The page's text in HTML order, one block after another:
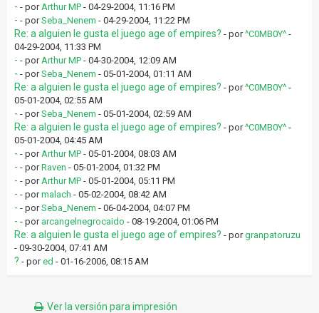
- - porArthur MP - 04-29-2004, 11:16 PM
- - porSeba_Nenem - 04-29-2004, 11:22 PM
Re: a alguien le gusta el juego age of empires? - por^C0MB0Y^ -
04-29-2004, 11:33 PM
- - porArthur MP - 04-30-2004, 12:09 AM
- - porSeba_Nenem - 05-01-2004, 01:11 AM
Re: a alguien le gusta el juego age of empires? - por^C0MB0Y^ -
05-01-2004, 02:55 AM
- - porSeba_Nenem - 05-01-2004, 02:59 AM
Re: a alguien le gusta el juego age of empires? - por^C0MB0Y^ -
05-01-2004, 04:45 AM
- - porArthur MP - 05-01-2004, 08:03 AM
- - porRaven - 05-01-2004, 01:32 PM
- - porArthur MP - 05-01-2004, 05:11 PM
- - pormalach - 05-02-2004, 08:42 AM
- - porSeba_Nenem - 06-04-2004, 04:07 PM
- - por arcangelnegrocaido - 08-19-2004, 01:06 PM
Re: a alguien le gusta el juego age of empires? - porgranpatoruzu
- 09-30-2004, 07:41 AM
? - pored - 01-16-2006, 08:15 AM
Ver la versión para impresión